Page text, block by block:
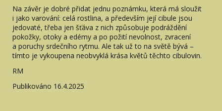
Na závěr je dobré přidat jednu poznámku, která má sloužit
i jako varování: celá rostlina, a především její cibule jsou
jedovaté, třeba jen šťáva z nich způsobuje podráždění
pokožky, otoky a edémy a po požití nevolnost, zvracení
a poruchy srdečního rytmu. Ale tak už to na světě bývá –
tímto je vykoupena neobvyklá krása květů těchto cibulovin.
RM
Publikováno 16.4.2025